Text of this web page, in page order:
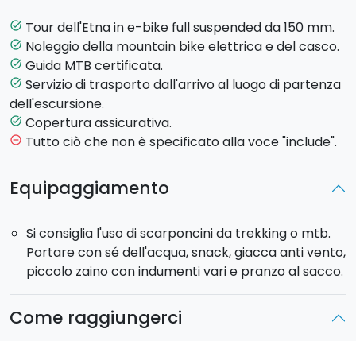
quota media di circa 1700 m sul livello del mare, che
disegna quasi un semicerchio attorno all'Etna dal
versante Sud-Ovest fino a quello Nord-Est. Il
tracciato vi permetterà di immergervi totalmente
nella natura e nella storia del vulcano.
Pista Altomontana Light (mezza giornata)
nel versante meridionale dell'Etna, da dove verrete
accompagnati alcancello Melia
asfalto sarà un susseguirsi di emozioni tra i boschi di
pini, abeti, castagni, colate laviche epaesaggi
mozzafiato. Lungo il tracciato, ammirerete il
Rifugio Galvarinaed il Rifugio diMonte Palestra
(punto più alto del sentiero a quota 1945 m). In
seguito sarà la volta del
task_alt Tour dell'Etna in e-bike full suspended da 150 mm.
task_alt Noleggio della mountain bike elettrica e del casco.
task_alt Guida MTB certificata.
task_alt Servizio di trasporto dall'arrivo al luogo di partenza
dell'escursione.
task_alt Copertura assicurativa.
remove_circle_outline Tutto ciò che non è specificato alla voce "include".
Equipaggiamento
Si consiglia l'uso di scarponcini da trekking o mtb.
Portare con sé dell'acqua, snack, giacca anti vento,
piccolo zaino con indumenti vari e pranzo al sacco.
Come raggiungerci